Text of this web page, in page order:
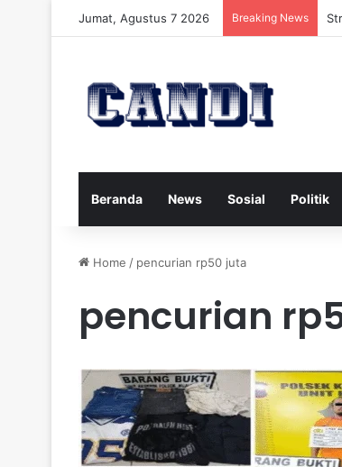
Jumat, Agustus 7 2026 Breaking News
Beranda News Sosial Politik
Home / pencurian rp50 juta
pencurian